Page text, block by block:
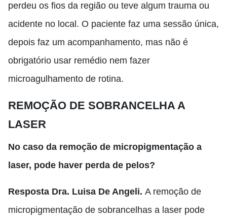
perdeu os fios da região ou teve algum trauma ou
acidente no local. O paciente faz uma sessão única,
depois faz um acompanhamento, mas não é
obrigatório usar remédio nem fazer
microagulhamento de rotina.
REMOÇÃO DE SOBRANCELHA A
LASER
No caso da remoção de micropigmentação a
laser, pode haver perda de pelos?
Resposta Dra. Luisa De Angeli. A remoção de
micropigmentação de sobrancelhas a laser pode